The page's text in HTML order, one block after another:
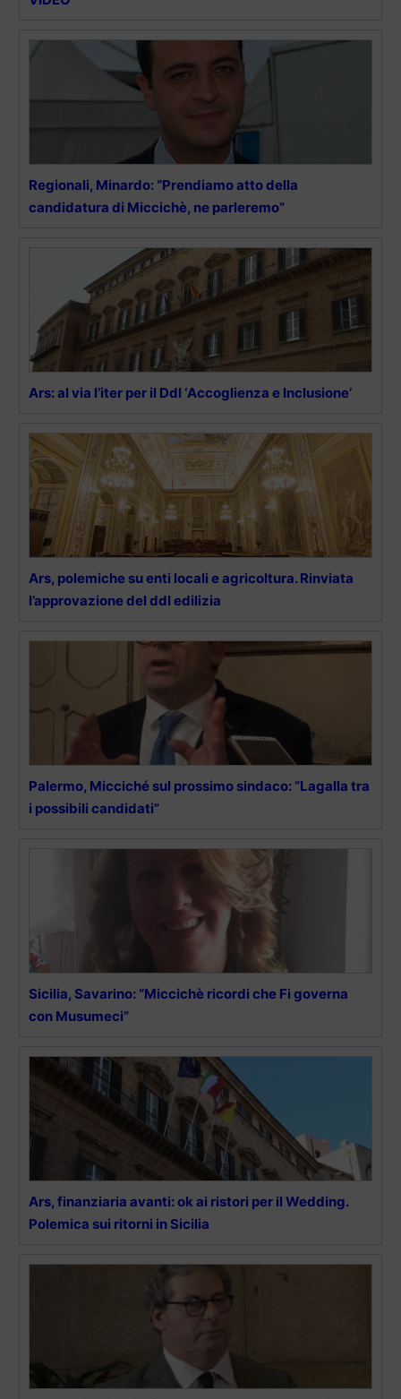
Regionali, Minardo: “Prendiamo atto della
candidatura di Miccichè, ne parleremo”
Ars: al via l’iter per il Ddl ‘Accoglienza e Inclusione’
Ars, polemiche su enti locali e agricoltura. Rinviata
l’approvazione del ddl edilizia
Palermo, Micciché sul prossimo sindaco: “Lagalla tra
i possibili candidati”
Sicilia, Savarino: “Miccichè ricordi che Fi governa
con Musumeci”
Ars, finanziaria avanti: ok ai ristori per il Wedding.
Polemica sui ritorni in Sicilia